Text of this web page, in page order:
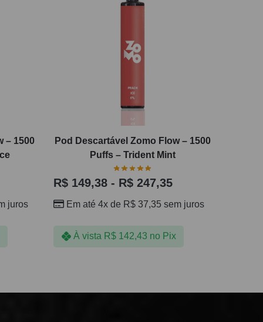
– 1500
juros
Pod Descartável Zomo Flow – 1500
Puffs – Trident Mint
R$149,38 - R$247,35
Em até 4x de R$37,35 sem juros
À vista R$142,43 no Pix